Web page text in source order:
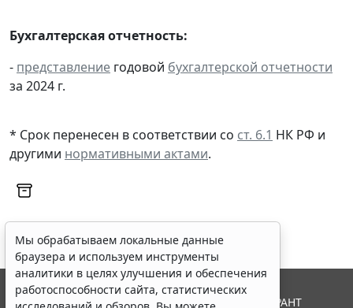
Бухгалтерская отчетность:
- представление годовой бухгалтерской отчетности
за 2024 г.
* Срок перенесен в соответствии со ст. 6.1 НК РФ и
другими нормативными актами.
Мы обрабатываем локальные данные
браузера и используем инструменты
аналитики в целях улучшения и обеспечения
работоспособности сайта, статистических
© ООО "НПП "ГАРАНТ-СЕРВИС", 2026. Система ГАРАНТ